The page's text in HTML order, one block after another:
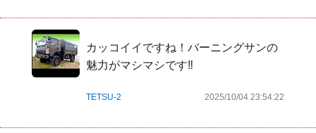
カッコイイですね！バーニングサンの
魅力がマシマシです‼︎
TETSU-2 2025/10/04 23:54:22